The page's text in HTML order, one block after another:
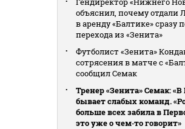
объяснил, почему отдали
в аренду «Балтике» сразу
перехода из «Зенита»
Футболист «Зенита»
сотрясения в матче с
сообщил Семак
Тренер «Зенита» Семак:
бывает слабых команд.
больше всех забила в
это уже о чем‑то говорит»